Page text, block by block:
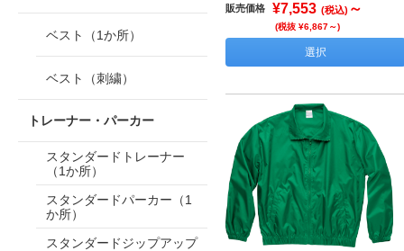
販売価格 ¥7,553 (税込) ～
(税抜 ¥6,867～)
選択
ベスト（1か所）
ベスト（刺繍）
トレーナー・パーカー
スタンダードトレーナー
（1か所）
スタンダードパーカー（1
か所）
スタンダードジップアップ